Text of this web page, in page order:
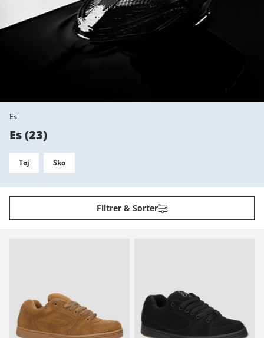
Es
Es(23)
Tøj Sko
Filtrer & Sorter